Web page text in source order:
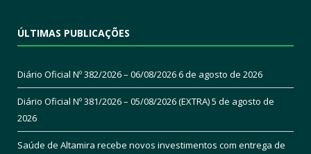
ÚLTIMAS PUBLICAÇÕES
Diário Oficial Nº 382/2026 – 06/08/20266 de agosto de 2026
Diário Oficial Nº 381/2026 – 05/08/2026 (EXTRA)5 de agosto de
2026
Saúde de Altamira recebe novos investimentos com entrega de